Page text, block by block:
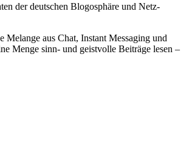
der deutschen Blogosphäre und Netz-
aus Chat, Instant Messaging und
Menge sinn- und geistvolle Beiträge lesen –